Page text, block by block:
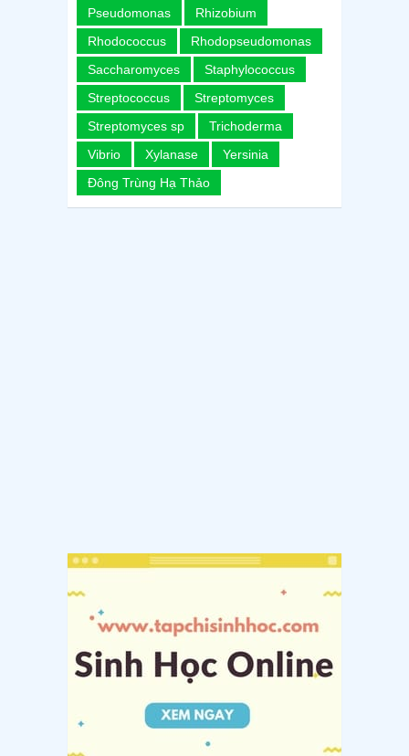
Pseudomonas
Rhizobium
Rhodococcus
Rhodopseudomonas
Saccharomyces
Staphylococcus
Streptococcus
Streptomyces
Streptomyces sp
Trichoderma
Vibrio
Xylanase
Yersinia
Đông Trùng Hạ Thảo